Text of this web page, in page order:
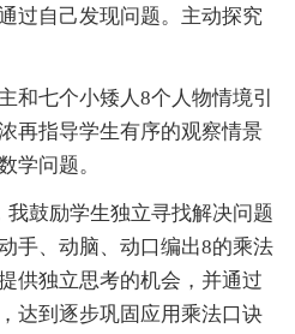
过自己发现问题。主动探究
和七个小矮人8个人物情境引
再指导学生有序的观察情景
学问题。
我鼓励学生独立寻找解决问题
手、动脑、动口编出8的乘法
供独立思考的机会，并通过
达到逐步巩固应用乘法口诀